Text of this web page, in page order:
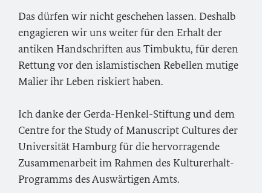
Das dürfen wir nicht geschehen lassen. Deshalb
engagieren wir uns weiter für den Erhalt der
antiken Handschriften aus Timbuktu, für deren
Rettung vor den islamistischen Rebellen mutige
Malier ihr Leben riskiert haben.
Ich danke der Gerda-Henkel-Stiftung und dem
Centre for the Study of Manuscript Cultures der
Universität Hamburg für die hervorragende
Zusammenarbeit im Rahmen des Kulturerhalt-
Programms des Auswärtigen Amts.